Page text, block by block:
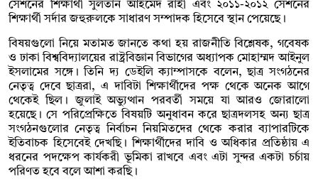
সেশনের শিক্ষার্থী সুলতান আহমেদ রাহী এবং ২০১১-২০১২ সেশনের
শিক্ষার্থী সর্দার জহুরুলকে সাধারণ সম্পাদক হিসেবে স্থান পেয়েছে।
বিষয়গুলো নিয়ে মতামত জানতে কথা হয় রাজনীতি বিশ্লেষক, গবেষক
ও ঢাকা বিশ্ববিদ্যালয়ের রাষ্ট্রবিজ্ঞান বিভাগের অধ্যাপক মোহাম্মদ আইনুল
ইসলামের সঙ্গে। তিনি দ্য ডেইলি ক্যাম্পাসকে বলেন, ছাত্র সংগঠনের
নেতৃত্ব দেবে ছাত্ররা, এ দাবিটা শিক্ষার্থীদের পক্ষ থেকে অনেক আগে
থেকেই ছিল। জুলাই অভ্যুত্থান পরবর্তী সময়ে যা আরও জোরালো
হয়েছে। সে পরিপ্রেক্ষিতে বিষয়টি অনুধাবন করে ছাত্রদলসহ অন্য ছাত্র
সংগঠনগুলোর নেতৃত্ব নির্বাচন নিয়মিতদের থেকে করার ব্যাপারটিকে
ইতিবাচক হিসেবেই দেখছি। শিক্ষার্থীদের দাবি ও অধিকার প্রতিষ্ঠায় এ
ধরনের পদক্ষেপ কার্যকরী ভূমিকা রাখবে এবং এটা সুন্দর একটা চর্চায়
পরিণত হবে বলে আশা করছি।